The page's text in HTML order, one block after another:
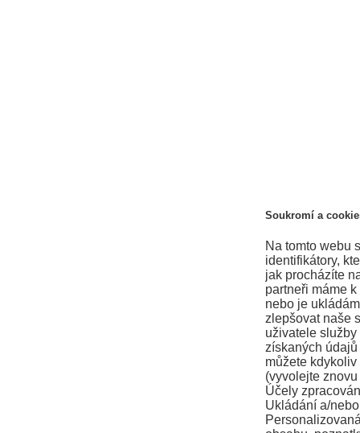
Soukromí a
Na tomto webu
identifikátory,
jak procházíte
partneři máme
nebo je
zlepšovat naše
uživatele
získaných
můžete
(vyvolejte
Účely
Ukládání a/